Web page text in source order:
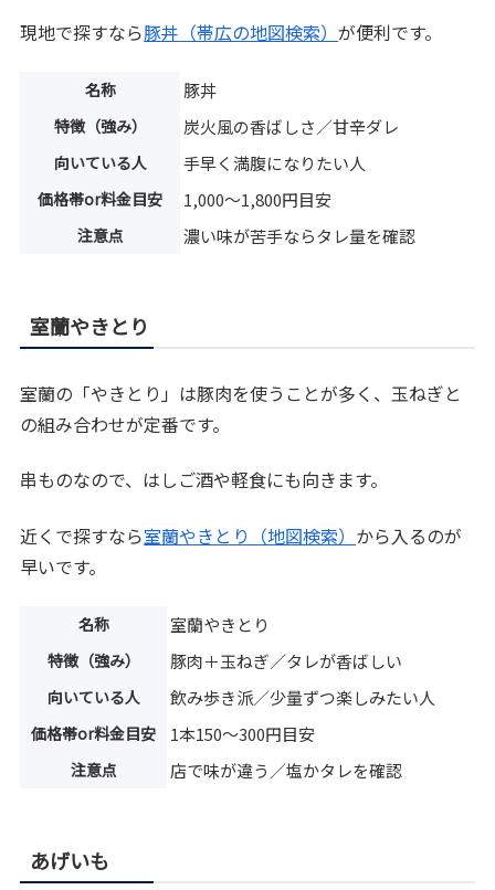
現地で探すなら豚丼（帯広の地図検索）が便利です。
名称 豚丼
特徴（強み） 炭火風の香ばしさ／甘辛ダレ
向いている人 手早く満腹になりたい人
価格帯or料金目安 1,000〜1,800円目安
注意点 濃い味が苦手ならタレ量を確認
室蘭やきとり
室蘭の「やきとり」は豚肉を使うことが多く、玉ねぎと
の組み合わせが定番です。
串ものなので、はしご酒や軽食にも向きます。
近くで探すなら室蘭やきとり（地図検索） から入るのが
早いです。
名称 室蘭やきとり
特徴（強み） 豚肉＋玉ねぎ／タレが香ばしい
向いている人 飲み歩き派／少量ずつ楽しみたい人
価格帯or料金目安 1本150〜300円目安
注意点 店で味が違う／塩かタレを確認
あげいも